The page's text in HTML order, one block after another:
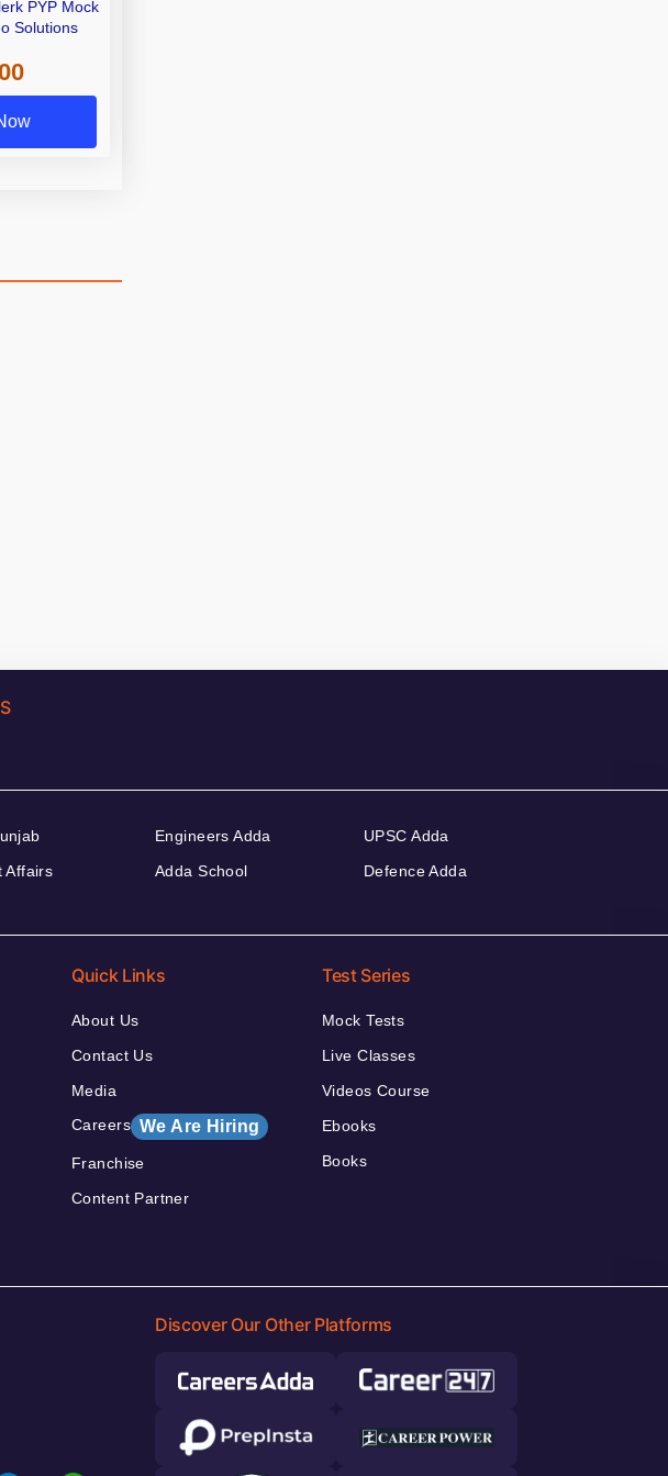
PYP Mock
Solutions
Affairs
Engineers Adda
Adda School
UPSC Adda
Defence Adda
Quick Links
About Us
Contact Us
Media
Careers We Are Hiring
Franchise
Content Partner
Test Series
Mock Tests
Live Classes
Videos Course
Ebooks
Books
Discover Our Other Platforms